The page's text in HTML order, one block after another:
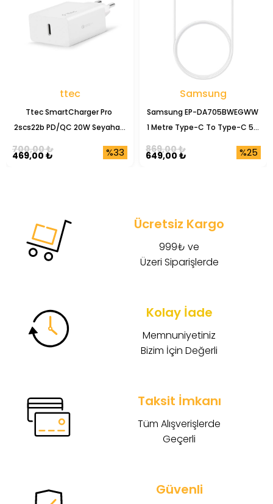
ttec
Ttec SmartCharger Pro
2scs22b PD/QC 20W Seyahat
%33
469,00 ₺
700,00 ₺
Samsung
Samsung EP-DA705BWEGWW
1 Metre Type-C To Type-C 5A
%25
649,00 ₺
869,00 ₺
Ücretsiz Kargo
999₺ ve
Üzeri Siparişlerde
Kolay İade
Memnuniyetiniz
Bizim İçin Değerli
Taksit İmkanı
Tüm Alışverişlerde
Geçerli
Güvenli